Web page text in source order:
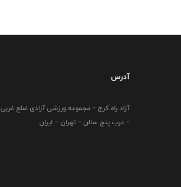
آدرس
آزاد راه کرج – مجموعه ورزشی آزادی ضلع غربی
– درب پنج سالن – تهران – ایران